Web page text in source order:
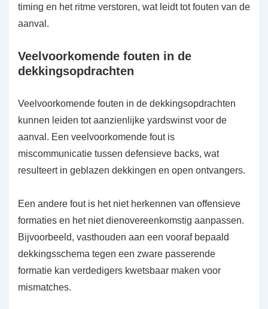
timing en het ritme verstoren, wat leidt tot fouten van de
aanval.
Veelvoorkomende fouten in de
dekkingsopdrachten
Veelvoorkomende fouten in de dekkingsopdrachten
kunnen leiden tot aanzienlijke yardswinst voor de
aanval. Een veelvoorkomende fout is
miscommunicatie tussen defensieve backs, wat
resulteert in geblazen dekkingen en open ontvangers.
Een andere fout is het niet herkennen van offensieve
formaties en het niet dienovereenkomstig aanpassen.
Bijvoorbeeld, vasthouden aan een vooraf bepaald
dekkingsschema tegen een zware passerende
formatie kan verdedigers kwetsbaar maken voor
mismatches.